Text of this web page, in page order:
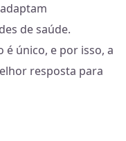
de saúde.
é único, e por isso, a
resposta para